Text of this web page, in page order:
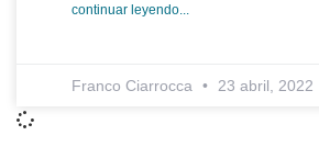
continuar leyendo...
Franco Ciarrocca 23 abril, 2022